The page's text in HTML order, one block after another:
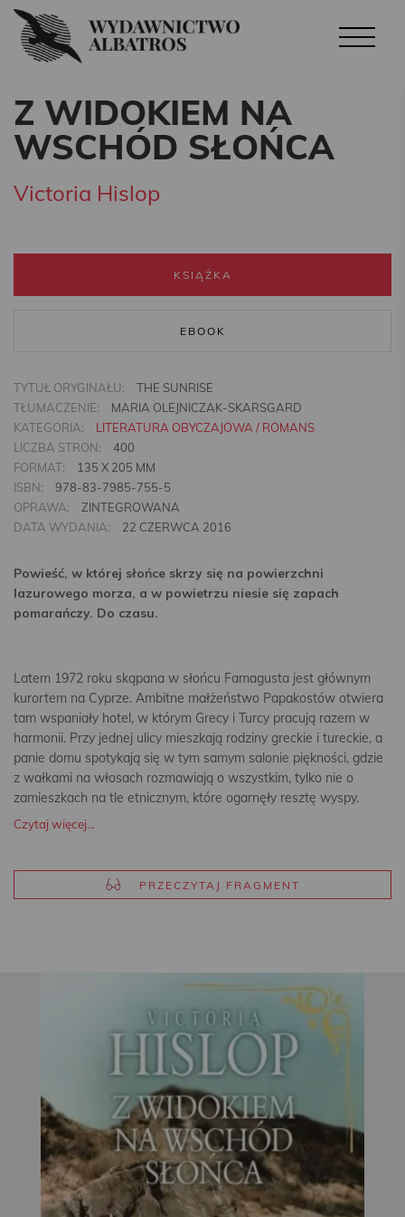
Z WIDOKIEM NA
WSCHÓD SŁOŃCA
Victoria Hislop
KSIĄŻKA
EBOOK
TYTUŁ ORYGINAŁU:
THE SUNRISE
TŁUMACZENIE:
MARIA OLEJNICZAK-SKARSGARD
KATEGORIA:
LITERATURA OBYCZAJOWA / ROMANS
LICZBA STRON:
400
FORMAT:
135 X 205 MM
ISBN:
978-83-7985-755-5
OPRAWA:
ZINTEGROWANA
DATA WYDANIA:
22 CZERWCA 2016
Powieść, w której słońce skrzy się na powierzchni
lazurowego morza, a w powietrzu niesie się zapach
pomarańczy. Do czasu.
Latem 1972 roku skąpana w słońcu Famagusta jest głównym
kurortem na Cyprze. Ambitne małżeństwo Papakostów otwiera
tam wspaniały hotel, w którym Grecy i Turcy pracują razem w
harmonii. Przy jednej ulicy mieszkają rodziny greckie i tureckie, a
panie domu spotykają się w tym samym salonie piękności, gdzie
z wałkami na włosach rozmawiają o wszystkim, tylko nie o
zamieszkach na tle etnicznym, które ogarnęły resztę wyspy.
Czytaj więcej...
PRZECZYTAJ FRAGMENT